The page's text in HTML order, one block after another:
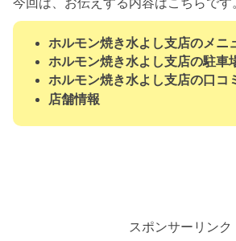
ホルモン焼き水よし支店のメニ
ホルモン焼き水よし支店の駐車
ホルモン焼き水よし支店の口コ
店舗情報
スポンサーリンク